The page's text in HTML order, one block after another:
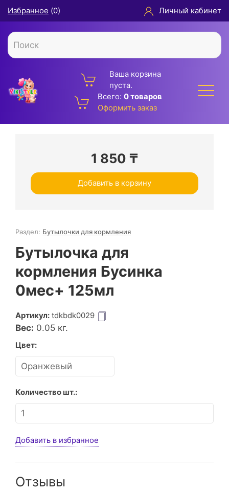
Избранное (0) Личный кабинет
Ваша корзина
пуста.
Всего: 0 товаров
Оформить заказ
1 850 ₸
Добавить в корзину
Раздел: Бутылочки для кормления
Бутылочка для
кормления Бусинка
0мес+ 125мл
Артикул: tdkbdk0029
Вес: 0.05 кг.
Цвет:
Количество шт.:
Добавить в избранное
Отзывы